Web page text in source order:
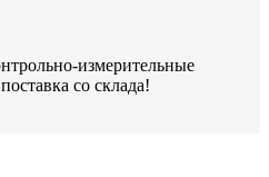
измерительные
со склада!